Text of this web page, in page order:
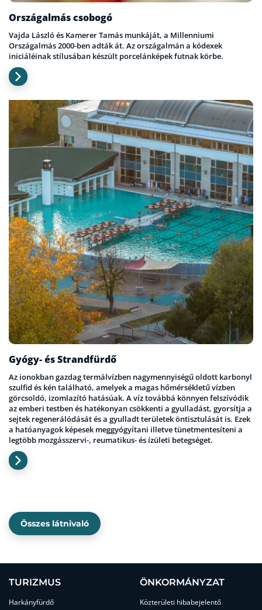
Országalmás csobogó
Vajda László és Kamerer Tamás munkáját, a Millenniumi
Országalmás 2000-ben adták át. Az országalmán a kódexek
iniciáléinak stílusában készült porcelánképek futnak körbe.
Gyógy- és Strandfürdő
Az ionokban gazdag termálvízben nagymennyiségű oldott karbonyl
szulfid és kén található, amelyek a magas hőmérsékletű vízben
görcsoldó, izomlazító hatásúak. A víz továbbá könnyen felszívódik
az emberi testben és hatékonyan csökkenti a gyulladást, gyorsítja a
sejtek regenerálódását és a gyulladt területek öntisztulását is. Ezek
a hatóanyagok képesek meggyógyítani illetve tünetmentesíteni a
legtöbb mozgásszervi-, reumatikus- és ízületi betegséget.
Összes látnivaló
TURIZMUS
Harkányfürdő
ÖNKORMÁNYZAT
Közterületi hibabejelentő